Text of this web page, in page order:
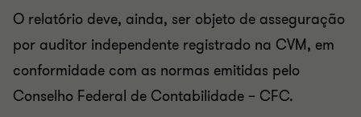
O relatório deve, ainda, ser objeto de asseguração
por auditor independente registrado na CVM, em
conformidade com as normas emitidas pelo
Conselho Federal de Contabilidade – CFC.